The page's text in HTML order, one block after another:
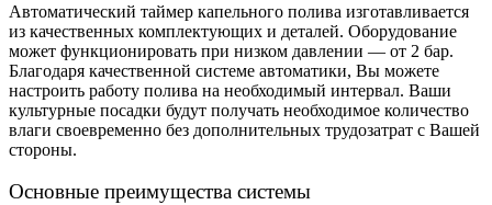
Автоматический таймер капельного полива изготавливается
из качественных комплектующих и деталей. Оборудование
может функционировать при низком давлении — от 2 бар.
Благодаря качественной системе автоматики, Вы можете
настроить работу полива на необходимый интервал. Ваши
культурные посадки будут получать необходимое количество
влаги своевременно без дополнительных трудозатрат с Вашей
стороны.
Основные преимущества системы